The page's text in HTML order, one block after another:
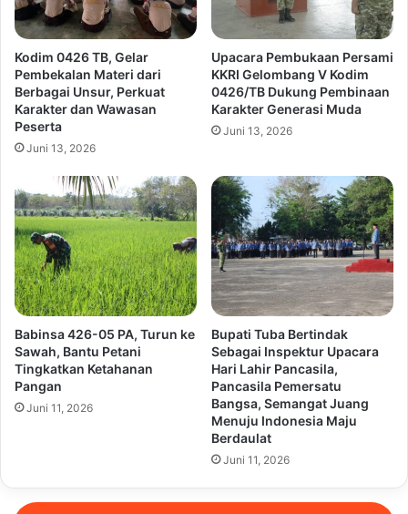
Kodim 0426 TB, Gelar
Pembekalan Materi dari
Berbagai Unsur, Perkuat
Karakter dan Wawasan
Peserta
Juni 13, 2026
Upacara Pembukaan Persami
KKRI Gelombang V Kodim
0426/TB Dukung Pembinaan
Karakter Generasi Muda
Juni 13, 2026
Babinsa 426-05 PA, Turun ke
Sawah, Bantu Petani
Tingkatkan Ketahanan
Pangan
Juni 11, 2026
Bupati Tuba Bertindak
Sebagai Inspektur Upacara
Hari Lahir Pancasila,
Pancasila Pemersatu
Bangsa, Semangat Juang
Menuju Indonesia Maju
Berdaulat
Juni 11, 2026